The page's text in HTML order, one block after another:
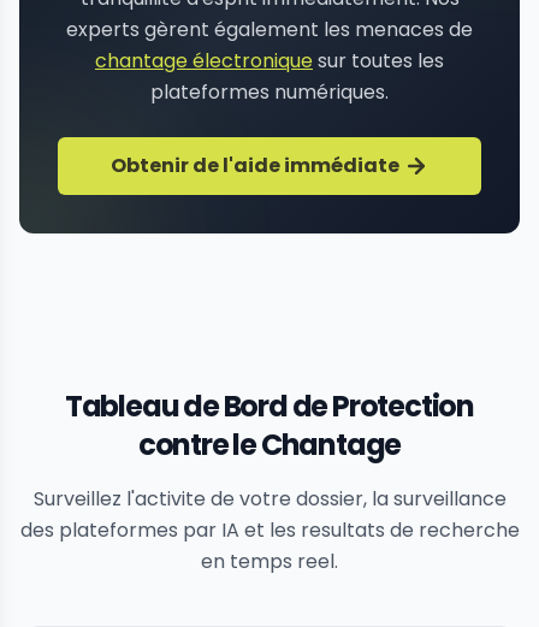
experts gèrent également les menaces de
chantage électronique sur toutes les
plateformes numériques.
Obtenir de l'aide immédiate
Tableau de Bord de Protection
contre le Chantage
Surveillez l'activite de votre dossier, la surveillance
des plateformes par IA et les resultats de recherche
en temps reel.